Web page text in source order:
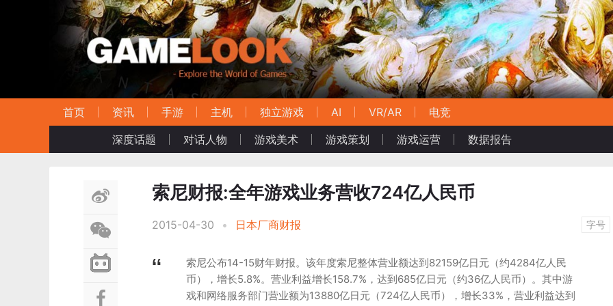
首页 资讯 手游 主机 独立游戏 AI VR/AR
电竞
深度话题
对话人物 游戏美术 游戏策划 游戏运营 数据报告
索尼财报:全年游戏业务营收724亿人民币
2015-04-30 • 日本厂商财报 字号
索尼公布14-15财年财报。该年度索尼整体营业额达到82159亿日元（约4284亿人民
币），增长5.8%。营业利益增长158.7%，达到685亿日元（约36亿人民币）。其中游
戏和网络服务部门营业额为13880亿日元（724亿人民币），增长33%，营业利益达到